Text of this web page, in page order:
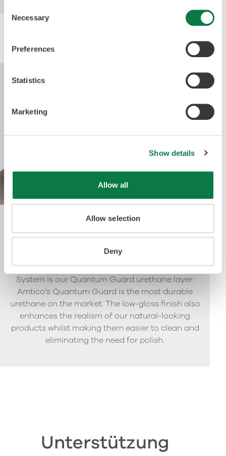
Selection
Necessary
Preferences
Statistics
Marketing
Show details
Allow all
Allow selection
Deny
Quantum Guard
The crowning feature of our Multiple Performance
System is our Quantum Guard urethane layer.
Amtico’s Quantum Guard is the most durable
urethane on the market. The low-gloss finish also
enhances the realism of our natural-looking
products whilst making them easier to clean and
eliminating the need for polish.
Unterstützung